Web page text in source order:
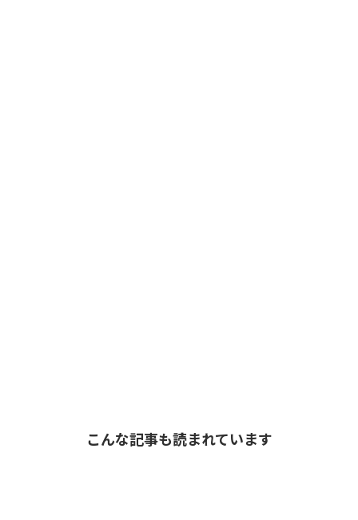
こんな記事も読まれています